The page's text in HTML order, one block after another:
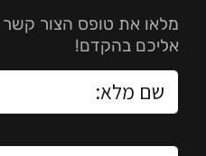
מלאו את טופס הצור קשר
אליכם בהקדם!